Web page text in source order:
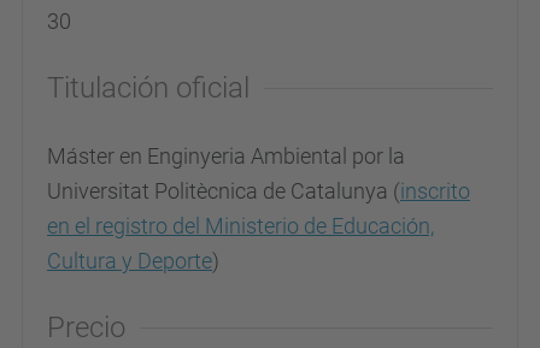
30
Titulación oficial
Máster en Enginyeria Ambiental por la
Universitat Politècnica de Catalunya (inscrito
en el registro del Ministerio de Educación,
Cultura y Deporte)
Precio